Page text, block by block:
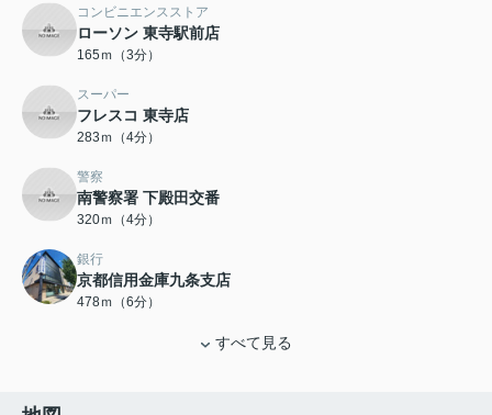
コンビニエンスストア
ローソン 東寺駅前店
165ｍ（3分）
スーパー
フレスコ 東寺店
283ｍ（4分）
警察
南警察署 下殿田交番
320ｍ（4分）
銀行
京都信用金庫九条支店
478ｍ（6分）
すべて見る